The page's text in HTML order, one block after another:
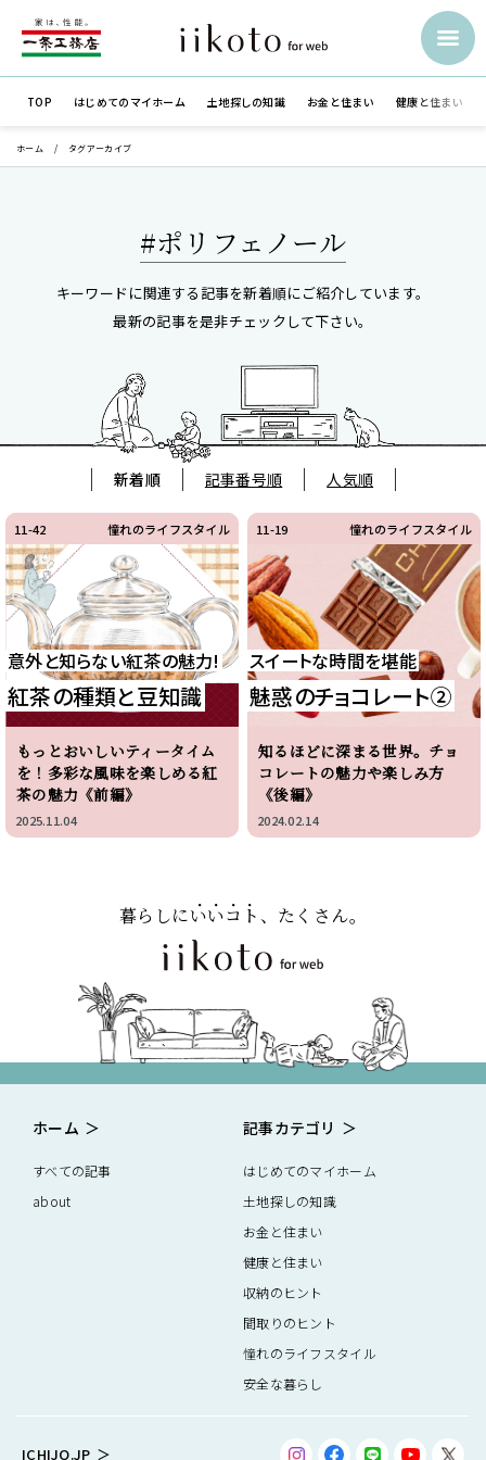
TOP はじめての マイホーム 土地探しの知識 お金と住まい 健康と住まい
ホーム タグアーカイブ
#ポリフェノール
キーワードに関連する記事を新着順にご紹介しています。
最新の記事を是非チェックして下さい。
新着順 記事番号順 人気順
11-42 憧れのライフスタイル
意外と知らない紅茶の魅力!
紅茶の種類と豆知識
もっとおいしいティータイム
を！多彩な風味を楽しめる紅
茶の魅力《前編》
2025.11.04
11-19 憧れのライフスタイル
スイートな時間を堪能
魅惑のチョコレート②
知るほどに深まる世界。チョ
コレートの魅力や楽しみ方
《後編》
2024.02.14
暮らしにいいコト、たくさん。
ホーム
すべての記事
about
記事カテゴリ
はじめてのマイホーム
土地探しの知識
お金と住まい
健康と住まい
収納のヒント
間取りのヒント
憧れのライフスタイル
安全な暮らし
ICHIJO.JP